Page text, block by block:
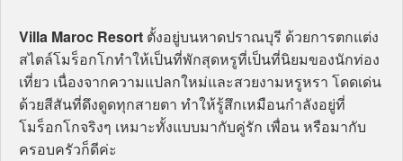
Villa Maroc Resort ตั้งอยู่บนหาดปราณบุรี ด้วยการตกแต่ง
สไตล์โมร็อกโกทำให้เป็นที่พักสุดหรูที่เป็นที่นิยมของนักท่อง
เที่ยว เนื่องจากความแปลกใหม่และสวยงามหรูหรา โดดเด่น
ด้วยสีสันที่ดึงดูดทุกสายตา ทำให้รู้สึกเหมือนกำลังอยู่ที่
โมร็อกโกจริงๆ เหมาะทั้งแบบมากับคู่รัก เพื่อน หรือมากับ
ครอบครัวก็ดีค่ะ